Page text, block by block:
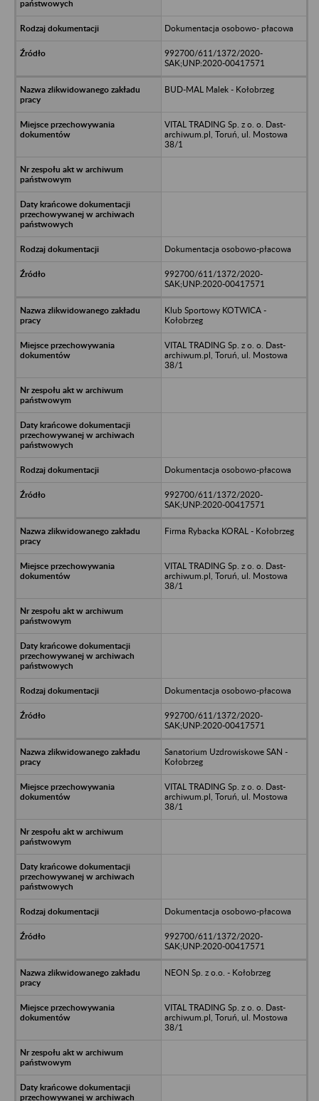
Dokumentacja osobowo- płacowa
992700/611/1372/2020-
SAK;UNP:2020-00417571
BUD-MAL Malek - Kołobrzeg
VITAL TRADING Sp. z o. o. Dast-
archiwum.pl, Toruń, ul. Mostowa
38/1
Dokumentacja osobowo-płacowa
992700/611/1372/2020-
SAK;UNP:2020-00417571
Klub Sportowy KOTWICA -
Kołobrzeg
VITAL TRADING Sp. z o. o. Dast-
archiwum.pl, Toruń, ul. Mostowa
38/1
Dokumentacja osobowo-płacowa
992700/611/1372/2020-
SAK;UNP:2020-00417571
Firma Rybacka KORAL - Kołobrzeg
VITAL TRADING Sp. z o. o. Dast-
archiwum.pl, Toruń, ul. Mostowa
38/1
Dokumentacja osobowo-płacowa
992700/611/1372/2020-
SAK;UNP:2020-00417571
Sanatorium Uzdrowiskowe SAN -
Kołobrzeg
VITAL TRADING Sp. z o. o. Dast-
archiwum.pl, Toruń, ul. Mostowa
38/1
Dokumentacja osobowo-płacowa
992700/611/1372/2020-
SAK;UNP:2020-00417571
NEON Sp. z o.o. - Kołobrzeg
VITAL TRADING Sp. z o. o. Dast-
archiwum.pl, Toruń, ul. Mostowa
38/1